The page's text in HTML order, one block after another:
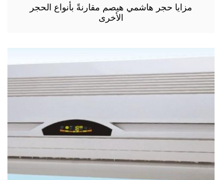
مزايا حجر هاشمي هيصم مقارنةً بأنواع الحجر
الأخرى